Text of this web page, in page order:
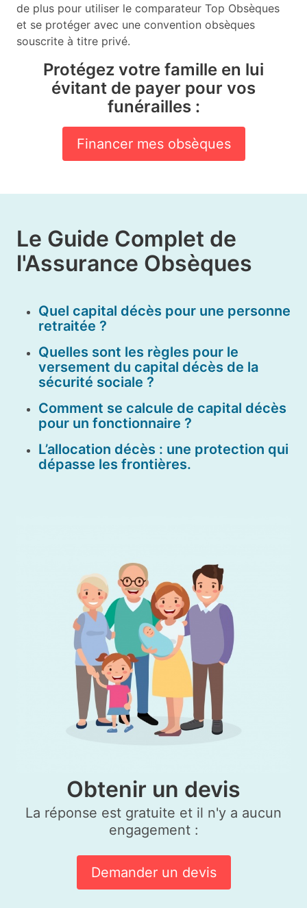
de plus pour utiliser le comparateur Top Obsèques
et se protéger avec une convention obsèques
souscrite à titre privé.
Protégez votre famille en lui
évitant de payer pour vos
funérailles :
Financer mes obsèques
Le Guide Complet de
l'Assurance Obsèques
Quel capital décès pour une personne
retraitée ?
Quelles sont les règles pour le
versement du capital décès de la
sécurité sociale ?
Comment se calcule de capital décès
pour un fonctionnaire ?
L’allocation décès : une protection qui
dépasse les frontières.
Obtenir un devis
La réponse est gratuite et il n'y a aucun
engagement :
Demander un devis